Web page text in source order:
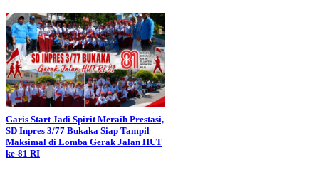
Garis Start Jadi Spirit Meraih Prestasi,
SD Inpres 3/77 Bukaka Siap Tampil
Maksimal di Lomba Gerak Jalan HUT
ke-81 RI